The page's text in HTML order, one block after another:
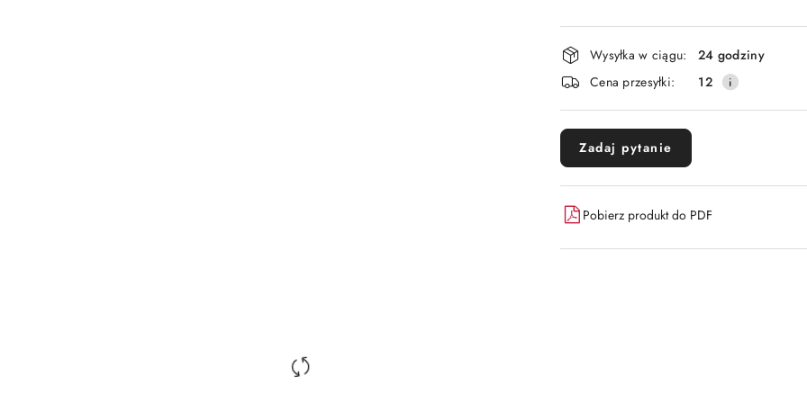
Dostępność
i
dostawa
Wysyłka w ciągu:
24 godziny
Cena przesyłki:
12
Zadaj pytanie
Pobierz produkt do PDF